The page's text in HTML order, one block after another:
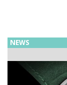
ナクレが拓く
ウド& プロ
NEWS